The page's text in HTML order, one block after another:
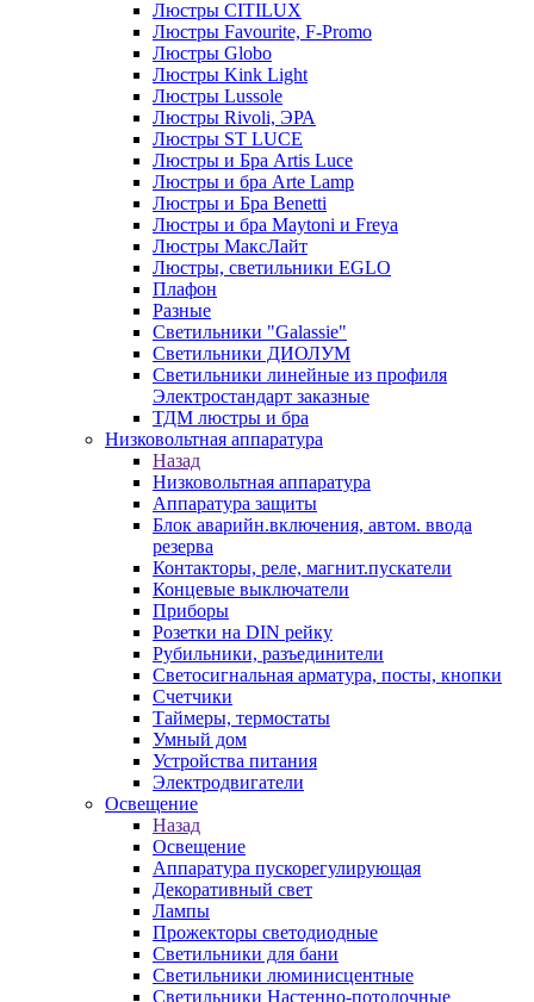
Люстры CITILUX
Люстры Favourite, F-Promo
Люстры Globo
Люстры Kink Light
Люстры Lussole
Люстры Rivoli, ЭРА
Люстры ST LUCE
Люстры и Бра Artis Luce
Люстры и бра Arte Lamp
Люстры и Бра Benetti
Люстры и бра Maytoni и Freya
Люстры МаксЛайт
Люстры, светильники EGLO
Плафон
Разные
Светильники "Galassie"
Светильники ДИОЛУМ
Светильники линейные из профиля
Электростандарт заказные
ТДМ люстры и бра
Низковольтная аппаратура
Назад
Низковольтная аппаратура
Аппаратура защиты
Блок аварийн.включения, автом. ввода
резерва
Контакторы, реле, магнит.пускатели
Концевые выключатели
Приборы
Розетки на DIN рейку
Рубильники, разъединители
Светосигнальная арматура, посты, кнопки
Счетчики
Таймеры, термостаты
Умный дом
Устройства питания
Электродвигатели
Освещение
Назад
Освещение
Аппаратура пускорегулирующая
Декоративный свет
Лампы
Прожекторы светодиодные
Светильники для бани
Светильники люминисцентные
Светильники Настенно-потолочные